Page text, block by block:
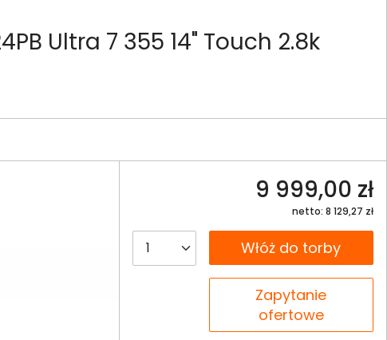
Ultra 7 355 14" Touch 2.8k
9 999,00 zł
netto: 8 129,27 zł
__B2C.PRODUCT.QUANTITY
__B2C.PRODUCT.QUANTITY
Włóż do torby
Zapytanie
ofertowe